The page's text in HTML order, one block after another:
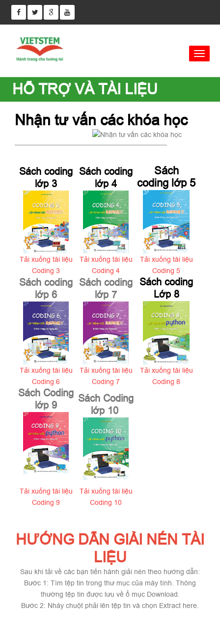
HỖ TRỢ VÀ TÀI LIỆU
Nhận tư vấn các khóa học
Sách coding
lớp 3
Sách coding
lớp 4
Sách
coding lớp 5
Tải xuống tài liệu
Coding 3
Tải xuống tài liệu
Coding 4
Tải xuống tài liệu
Coding 5
Sách coding
lớp 6
Sách coding
lớp 7
Sách coding
Lớp 8
Tải xuống tài liệu
Coding 6
Tải xuống tài liệu
Coding 7
Tải xuống tài liệu
Coding 8
Sách Coding
lớp 9
Sách Coding
lớp 10
Tải xuống tài liệu
Coding 9
Tải xuống tài liệu
Coding 10
HƯỚNG DẪN GIẢI NÉN TÀI
LIỆU
Sau khi tải về các bạn tiến hành giải nén theo hướng dẫn:
Bước 1: Tìm tệp tin trong thư mục của máy tính. Thông
thường tệp tin được lưu về ổ mục Download.
Bước 2: Nháy chuột phải lên tệp tin và chọn Extract here.